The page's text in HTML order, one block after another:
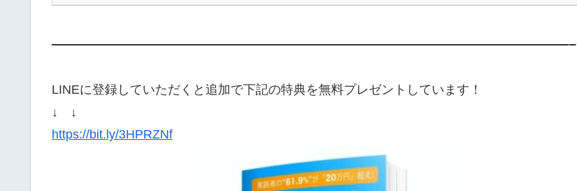
—————————————————————————————————————–
LINEに登録していただくと追加で下記の特典を無料プレゼントしています！
↓ ↓
https://bit.ly/3HPRZNf